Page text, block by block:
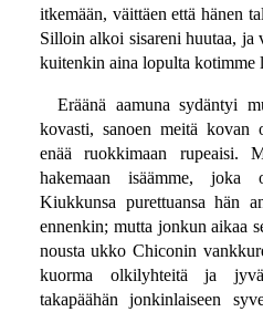
itkemään, väittäen että hänen
Silloin alkoi sisareni huutaa,
kuitenkin aina lopulta kotimme
Eräänä aamuna sydäntyi
kovasti, sanoen meitä kovan
enää ruokkimaan rupeaisi.
hakemaan isäämme,
Kiukkunsa purettuansa hän
ennenkin; mutta jonkun aikaa
nousta ukko Chiconin
kuorma olkilyhteitä ja
takapäähän jonkinlaiseen